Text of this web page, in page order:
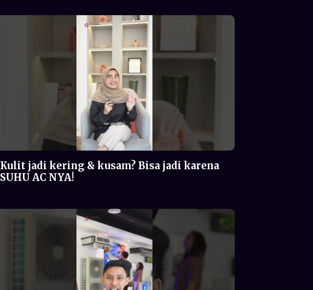
Kulit jadi kering & kusam? Bisa jadi karena
SUHU AC NYA!